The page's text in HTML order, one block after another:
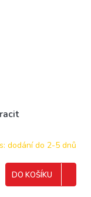
dodání do 2-5 dnů
DO KOŠÍKU